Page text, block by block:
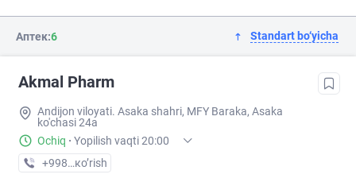
Аптек:6 Standart bo‘yicha
Akmal Pharm
Andijon viloyati. Asaka shahri, MFY Baraka, Asaka
ko'chasi 24a
Ochiq · Yopilish vaqti 20:00
+998 (88) XXX-XX-XX
кo’rish